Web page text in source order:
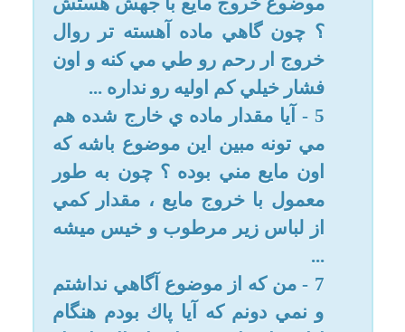
براي دختراني كه ازدواج نكردن و
خودشون رو تو موقعيت هاي ارتباط
هاي جنسي قرار ندادن نیزاتفاق مي
افته.
5-. سست شدن بدن یا جستن منی
فقط برای آقایان هست.
6- اکثر رطوبتها منی نیستند و
موجب غسل نمیشود
7 - نه عزیزم؛ کلاً و اصلاً و اساساً
هیچیک از مواردی که نوشته اید
نجس و منی نیستند و هیچکدام
موجب غسل نمیشوند خیالتان
راحت.
راحت است در دین سختی و
مشقّت وجود ندارد. و البته شما
میتوانید مقلّد هر یک از مراجع عظام
تقلید یا آیت الله خامنه ای شوید و